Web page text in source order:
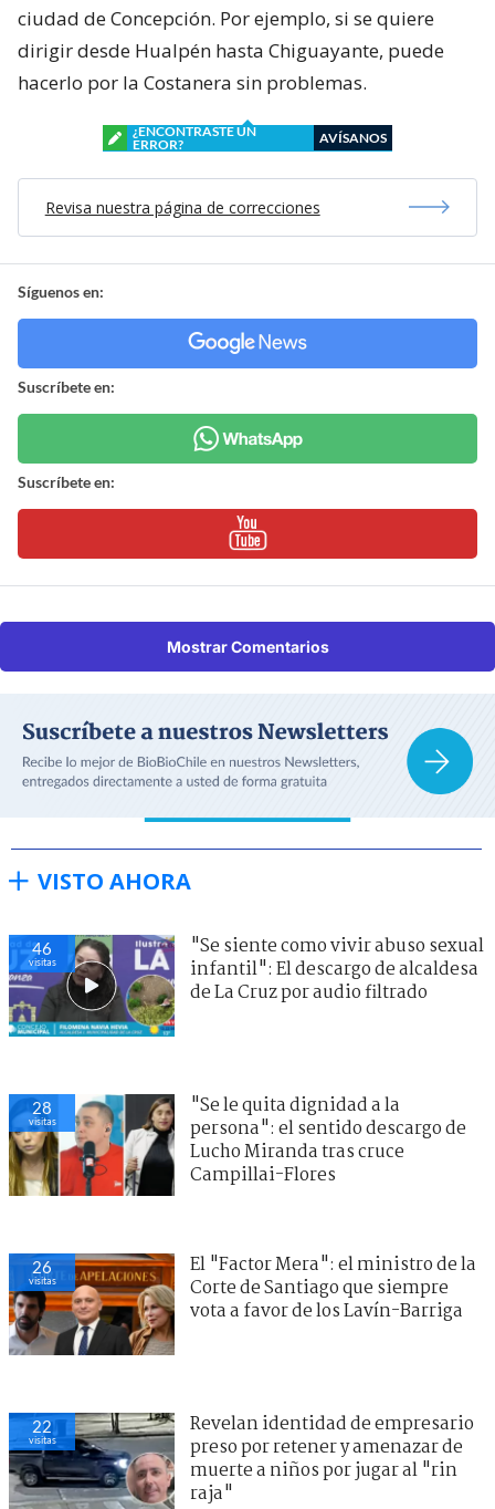
ciudad de Concepción. Por ejemplo, si se quiere
dirigir desde Hualpén hasta Chiguayante, puede
hacerlo por la Costanera sin problemas.
¿ENCONTRASTE UN
ERROR?
AVÍSANOS
Revisa nuestra página de correcciones
Síguenos en:
Suscríbete en:
Suscríbete en:
Mostrar Comentarios
VISTO AHORA
46
visitas
"Se siente como vivir abuso sexual
infantil": El descargo de alcaldesa
de La Cruz por audio filtrado
28
visitas
"Se le quita dignidad a la
persona": el sentido descargo de
Lucho Miranda tras cruce
Campillai-Flores
26
visitas
El "Factor Mera": el ministro de la
Corte de Santiago que siempre
vota a favor de los Lavín-Barriga
22
visitas
Revelan identidad de empresario
preso por retener y amenazar de
muerte a niños por jugar al "rin
raja"